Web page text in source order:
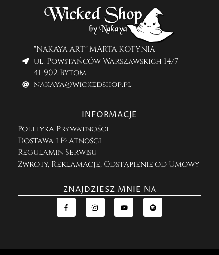
"NAKAYA ART" MARTA KOTYNIA
ul. Powstańców Warszawskich 14/7
41-902 Bytom
nakaya@wickedshop.pl
INFORMACJE
Polityka Prywatności
Dostawa i Płatności
Regulamin Serwisu
Zwroty, Reklamacje, Odstąpienie od Umowy
ZNAJDZIESZ MNIE NA